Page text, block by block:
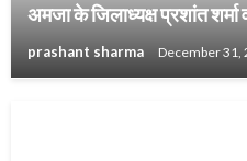
अमजा के जिलाध्यक्ष प्रशांत
prashant sharma December 31,